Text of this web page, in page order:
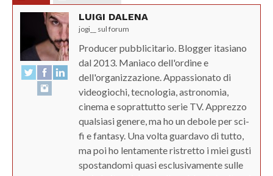
LUIGI DALENA
jogi__ sul forum
Producer pubblicitario. Blogger itasiano
dal 2013. Maniaco dell'ordine e
dell'organizzazione. Appassionato di
videogiochi, tecnologia, astronomia,
cinema e soprattutto serie TV. Apprezzo
qualsiasi genere, ma ho un debole per sci-
fi e fantasy. Una volta guardavo di tutto,
ma poi ho lentamente ristretto i miei gusti
spostandomi quasi esclusivamente sulle